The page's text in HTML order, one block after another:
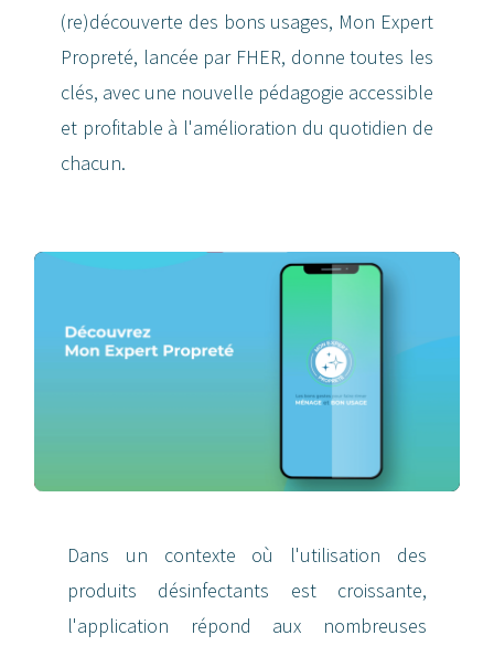
(re)découverte des bons usages, Mon Expert
Propreté, lancée par FHER, donne toutes les
clés, avec une nouvelle pédagogie accessible
et profitable à l'amélioration du quotidien de
chacun.
Dans un contexte où l'utilisation des
produits désinfectants est croissante,
l'application répond aux nombreuses